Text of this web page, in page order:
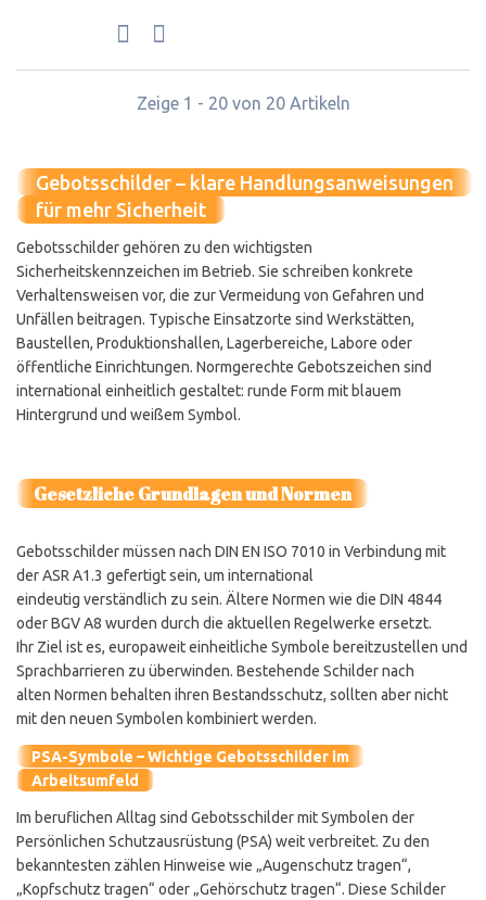
Zeige 1 - 20 von 20 Artikeln
Gebotsschilder – klare Handlungsanweisungen
für mehr Sicherheit
Gebotsschilder gehören zu den wichtigsten
Sicherheitskennzeichen im Betrieb. Sie schreiben konkrete
Verhaltensweisen vor, die zur Vermeidung von Gefahren und
Unfällen beitragen. Typische Einsatzorte sind Werkstätten,
Baustellen, Produktionshallen, Lagerbereiche, Labore oder
öffentliche Einrichtungen. Normgerechte Gebotszeichen sind
international einheitlich gestaltet: runde Form mit blauem
Hintergrund und weißem Symbol.
Gesetzliche Grundlagen und Normen
Gebotsschilder müssen nach DIN EN ISO 7010 in Verbindung mit
der ASR A1.3 gefertigt sein, um international
eindeutig verständlich zu sein. Ältere Normen wie die DIN 4844
oder BGV A8 wurden durch die aktuellen Regelwerke ersetzt.
Ihr Ziel ist es, europaweit einheitliche Symbole bereitzustellen und
Sprachbarrieren zu überwinden. Bestehende Schilder nach
alten Normen behalten ihren Bestandsschutz, sollten aber nicht
mit den neuen Symbolen kombiniert werden.
PSA-Symbole – Wichtige Gebotsschilder im
Arbeitsumfeld
Im beruflichen Alltag sind Gebotsschilder mit Symbolen der
Persönlichen Schutzausrüstung (PSA) weit verbreitet. Zu den
bekanntesten zählen Hinweise wie „Augenschutz tragen“,
„Kopfschutz tragen“ oder „Gehörschutz tragen“. Diese Schilder